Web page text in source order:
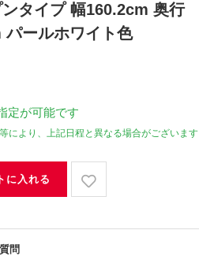
タイプ 幅160.2cm 奥行
ールホワイト色
定が可能です
により、上記日程と異なる場合がございます
に入れる
問